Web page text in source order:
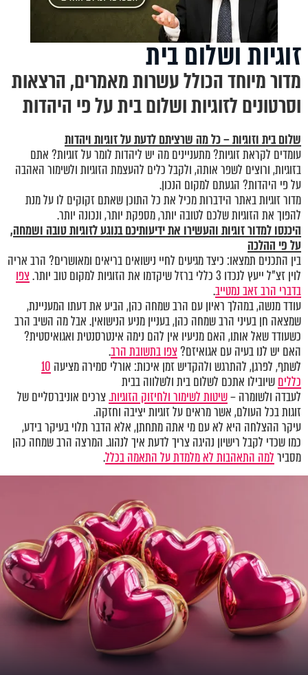
זוגיות ושלום בית
מדור מיוחד הכולל עשרות מאמרים, הרצאות
וסרטונים לזוגיות ושלום בית על פי היהדות
שלום בית וזוגיות – כל מה שרציתם לדעת על זוגיות ויהדות
עומדים לקראת זוגיות? מתעניינים מה יש ליהדות לומר על זוגיות? אתם
בזוגיות, ורוצים לשפר אותה, ולקבל כלים להעצמת הזוגיות ולשימור האהבה
על פי היהדות? הגעתם למקום הנכון.
מדור זוגיות באתר הידברות מכיל את כל התוכן שאתם זקוקים לו על מנת
להפוך את הזוגיות שלכם לטובה יותר, מספקת יותר, ונכונה יותר.
היכנסולמדור זוגיותוהעשירו את ידיעותיכם בנוגע לזוגיות טובה ושמחה,
על פי ההלכה
בין התכנים תמצאו: כיצד מגיעים לחיי נישואים בריאים ומאושרים? הרב אריה
לוין זצ"ל ייעץ לנכדו 3 כללי ברזל שיקדמו את הזוגיות למקום טוב יותר.
צפו
בדברי הרב זאב נמטייב.
עודד מנשה, במהלך ראיון עם הרב שמחה כהן, הביע את דעתו המעניינת,
שמצאה חן בעיני הרב שמחה כהן, בעניין מניע הנישואין. אבל מה השיב הרב
כשעודד שאל אותו, האם מניעיו אין להם נימה אינטרסנטית ואגואיסטית?
האם יש לנו בעיה עם אגואיזם?צפו בתשובת הרב.
לשתף, לפרגן, להתרגש ולהקדיש זמן איכות: אורלי סמירה מציעה 10
כלליםשיובילו אתכם לשלום בית ולשלווה בבית
לעבדה ולשומרה –שיטות לשימור ולחיזוק הזוגיות.צרכים אוניברסליים של
זוגות בכל העולם, אשר מראים על זוגיות יציבה וחזקה.
עיקר ההצלחה היא לא עם מי אתה מתחתן, אלא הדבר תלוי בעיקר בידע,
כמו שכדי לקבל רישיון נהיגה צריך לדעת איך לנהוג. המרצה הרב שמחה כהן
מסבירלמה התאהבות לא מלמדת על התאמה בכלל.